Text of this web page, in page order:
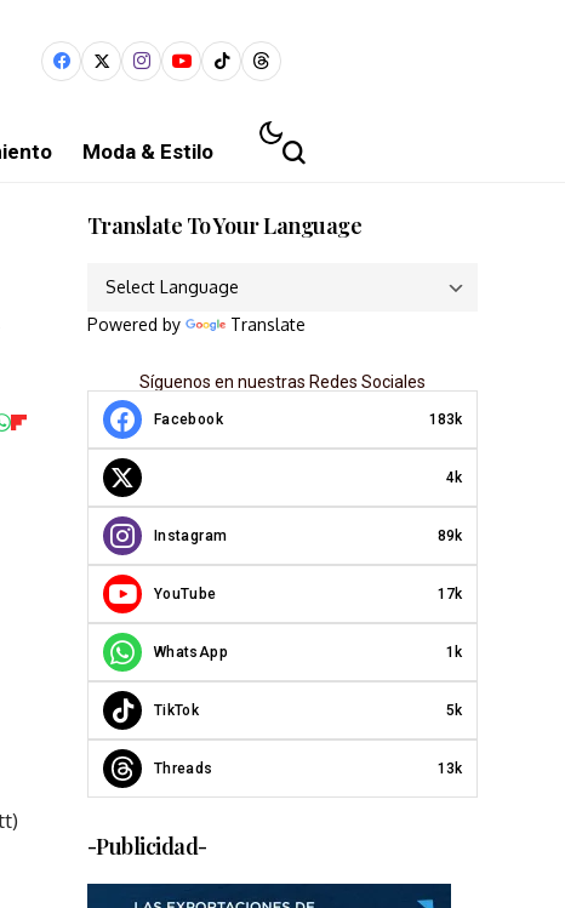
Moda & Estilo
Translate To Your Language
Powered by Translate
Síguenos en nuestras Redes Sociales
Facebook 183k
4k
Instagram 89k
YouTube 17k
WhatsApp 1k
TikTok 5k
Threads 13k
-Publicidad-